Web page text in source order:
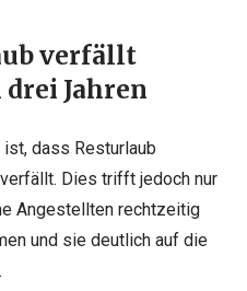
verfällt
Jahren
dass Resturlaub
Dies trifft jedoch nur
Angestellten rechtzeitig
und sie deutlich auf die